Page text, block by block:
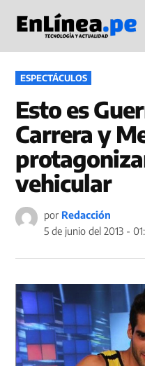
contenido
PUBLICADO
EN
ESPECTÁCULOS
Esto es
Carrera y
vehicular
por Redacción
5 de junio del 2013 -